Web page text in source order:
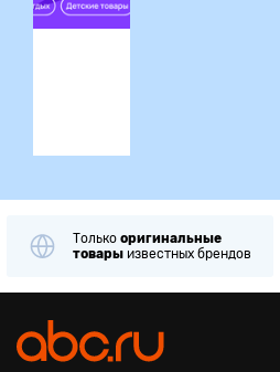
Только оригинальные
товары известных брендов